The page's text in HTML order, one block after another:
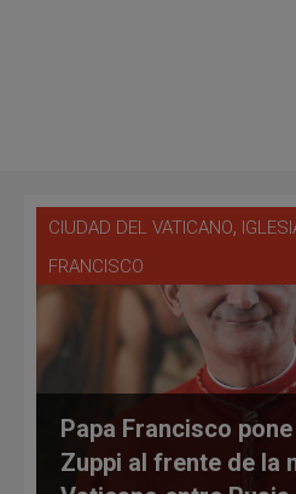
CIUDAD DEL VATICANO,
FRANCISCO
Papa Francisco
Zuppi al frente de la